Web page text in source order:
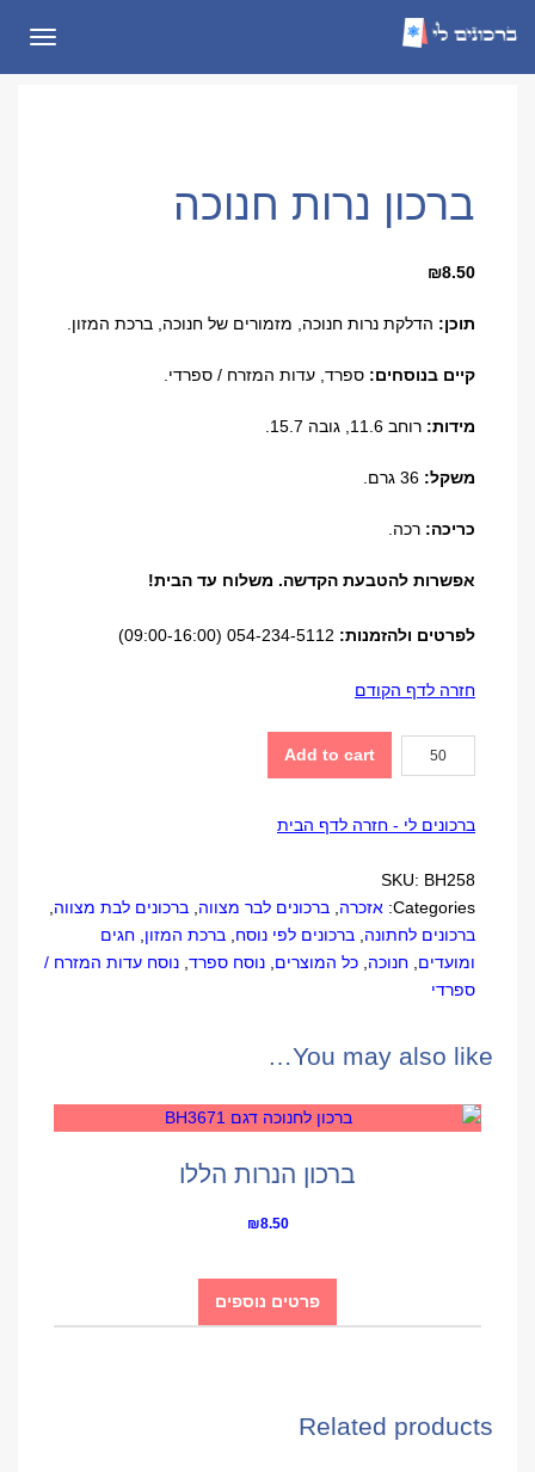
תפריט
ברכון נרות חנוכה
₪
הדלקת נרות חנוכה, מזמורים של חנוכה, ברכת המזון .
קיים בנוסחים:ספרד, עדות המזרח / ספרדי.
מידות:רוחב 11.6, גובה 15.7.
משקל:36 גרם.
כריכה:רכה.
אפשרות להטבעת הקדשה. משלוח עד הבית!
לפרטים ולהזמנות:054-234-5112 (09:00-16:00)
חזרה לדף הקודם
quantity
Add to cart
ברכונים לי - חזרה לדף הבית
SKU:BH258
Categories: אזכרה,ברכונים לבר מצווה,ברכונים לבת מצווה,
ברכונים לחתונה,ברכונים לפי נוסח,ברכת המזון ,חגים
ומועדים,חנוכה,כל המוצרים,נוסח ספרד ,נוסח עדות המזרח /
ספרדי
You may also like…
ברכון הנרות הללו
₪
פרטים נוספים
Related products